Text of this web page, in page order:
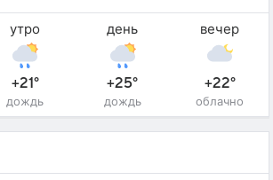
утро
+21°
дождь
день
+25°
дождь
вечер
+22°
облачно